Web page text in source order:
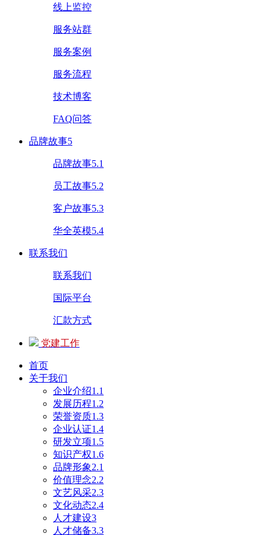
线上监控
服务站群
服务案例
服务流程
技术博客
FAQ问答
品牌故事5
品牌故事5.1
员工故事5.2
客户故事5.3
华全英模5.4
联系我们
联系我们
国际平台
汇款方式
党建工作
首页
关于我们
企业介绍1.1
发展历程1.2
荣誉资质1.3
企业认证1.4
研发立项1.5
知识产权1.6
品牌形象2.1
价值理念2.2
文艺风采2.3
文化动态2.4
人才建设3
人才储备3.3